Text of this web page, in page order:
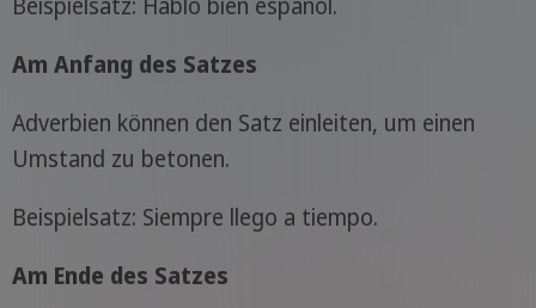
Beispielsatz: Hablo bien español.
Am Anfang des Satzes
Adverbien können den Satz einleiten, um einen
Umstand zu betonen.
Beispielsatz: Siempre llego a tiempo.
Am Ende des Satzes